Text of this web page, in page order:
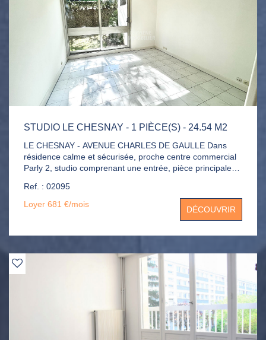
STUDIO LE CHESNAY - 1 PIÈCE(S) - 24.54 M2
LE CHESNAY - AVENUE CHARLES DE GAULLE Dans
résidence calme et sécurisée, proche centre commercial
Parly 2, studio comprenant une entrée, pièce principale
séparée, salle de bains avec WC. Chauffage et eau
chaude compris dans la provision pour charges. Libre de
Ref. : 02095
Loyer 681 €/mois
DÉCOUVRIR